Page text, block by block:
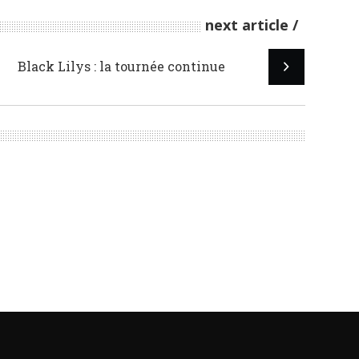
next article
Black Lilys : la tournée continue